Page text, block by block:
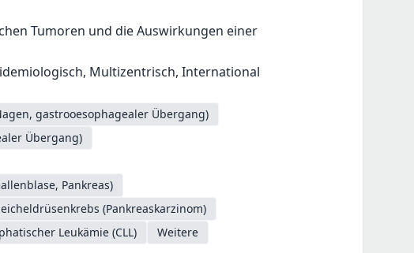
Tumoren und die Auswirkungen einer
Multizentrisch, International
gastrooesophagealer Übergang)
Übergang)
Pankreas)
(Pankreaskarzinom)
Leukämie (CLL)
Weitere